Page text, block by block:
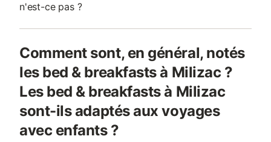
n'est-ce pas ?
Comment sont, en général, notés
les bed & breakfasts à Milizac ?
Les bed & breakfasts à Milizac
sont-ils adaptés aux voyages
avec enfants ?